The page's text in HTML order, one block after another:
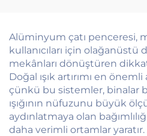
Dış Mekân Cam
Sürgülü Kapılar
Alüminyum çatı penceresi,
kullanıcıları için olağanüstü
mekânları dönüştüren
Doğal ışık artırımı en
çünkü bu sistemler, binalar
ışığının nüfuzunu büyük
aydınlatmaya olan
daha verimli ortamlar